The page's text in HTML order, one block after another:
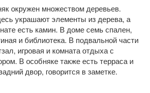
окружен множеством деревьев.
украшают элементы из дерева, а
есть камин. В доме семь спален,
и библиотека. В подвальной части
игровая и комната отдыха с
В особняке также есть терраса и
двор, говорится в заметке.